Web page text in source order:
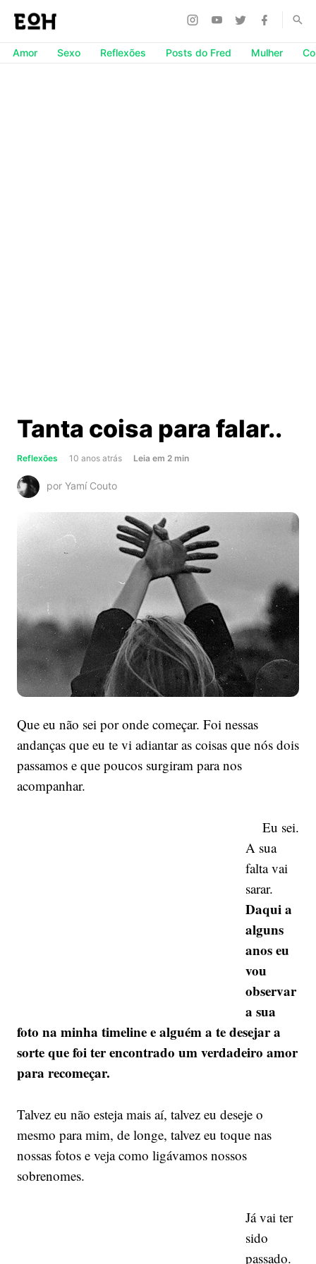
Amor Sexo Reflexões Posts do Fred Mulher
Tanta coisa para falar..
Reflexões 10 anos atrás Leia about
falar..
em 2 min
por Yamí Couto
Que eu não sei por onde começar. Foi nessas
andanças que eu te vi adiantar as coisas que nós dois
passamos e que poucos surgiram para nos
acompanhar.
Eu sei.
A sua
falta vai
sarar.
Daqui a
alguns
anos eu
vou
observar
a sua
foto na minha timeline e alguém a te desejar a
sorte que foi ter encontrado um verdadeiro amor
para recomeçar.
Talvez eu não esteja mais aí, talvez eu deseje o
mesmo para mim, de longe, talvez eu toque nas
nossas fotos e veja como ligávamos nossos
sobrenomes.
Já vai ter
sido
passado.